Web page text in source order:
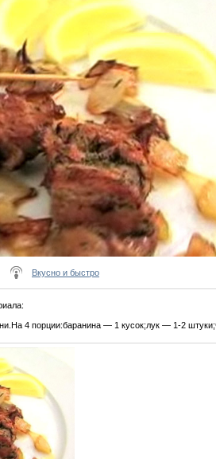
Вкусно и быстро
:
4 порции:баранина — 1 кусок;лук — 1-2